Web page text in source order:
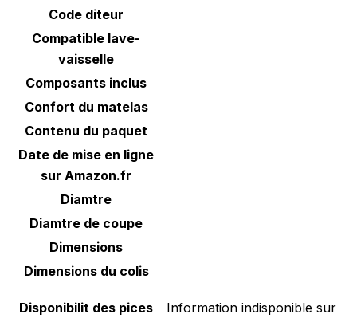
Code diteur
Compatible lave-
vaisselle
Composants inclus
Confort du matelas
Contenu du paquet
Date de mise en ligne
sur Amazon.fr
Diamtre
Diamtre de coupe
Dimensions
Dimensions du colis
Disponibilit des pices
‎Information indisponible sur